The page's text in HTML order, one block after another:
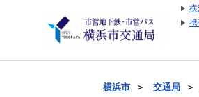
横
横浜市 ＞ 交通局 ＞